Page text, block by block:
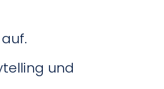
und